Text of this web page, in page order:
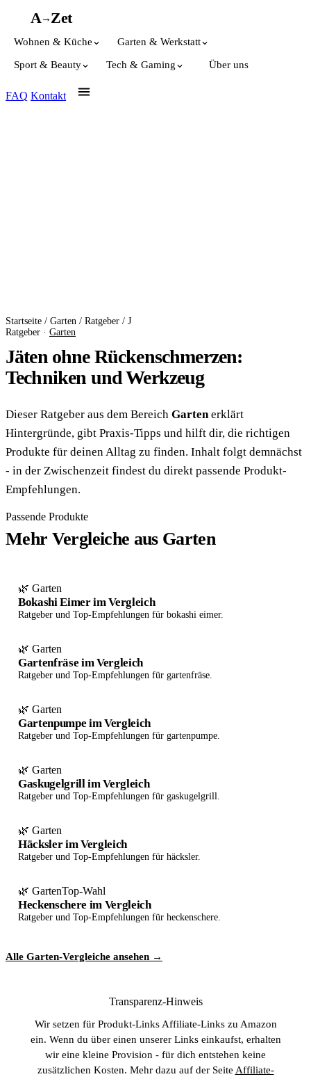
A→Zet
Wohnen & Küche Garten & Werkstatt
Sport & Beauty Tech & Gaming Über uns
FAQ Kontakt
Startseite / Garten / Ratgeber / J
Ratgeber · Garten
Jäten ohne Rückenschmerzen:
Techniken und Werkzeug
Dieser Ratgeber aus dem Bereich Gartenerklärt
Hintergründe, gibt Praxis-Tipps und hilft dir, die richtigen
Produkte für deinen Alltag zu finden. Inhalt folgt demnächst
- in der Zwischenzeit findest du direkt passende Produkt-
Empfehlungen.
Passende Produkte
Mehr Vergleiche aus Garten
🌿 Garten
Bokashi Eimer im Vergleich
Ratgeber und Top-Empfehlungen für bokashi eimer.
🌿 Garten
Gartenfräse im Vergleich
Ratgeber und Top-Empfehlungen für gartenfräse.
🌿 Garten
Gartenpumpe im Vergleich
Ratgeber und Top-Empfehlungen für gartenpumpe.
🌿 Garten
Gaskugelgrill im Vergleich
Ratgeber und Top-Empfehlungen für gaskugelgrill.
🌿 Garten
Häcksler im Vergleich
Ratgeber und Top-Empfehlungen für häcksler.
🌿 GartenTop-Wahl
Heckenschere im Vergleich
Ratgeber und Top-Empfehlungen für heckenschere.
Alle Garten-Vergleiche ansehen →
Transparenz-Hinweis
Wir setzen für Produkt-Links Affiliate-Links zu Amazon
ein. Wenn du über einen unserer Links einkaufst, erhalten
wir eine kleine Provision - für dich entstehen keine
zusätzlichen Kosten. Mehr dazu auf der Seite Affiliate-